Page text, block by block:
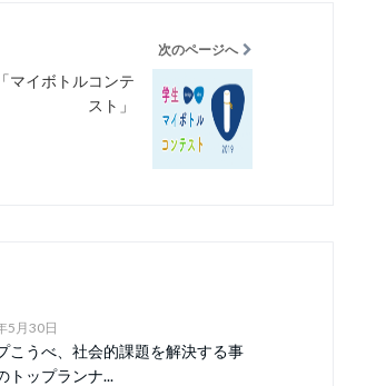
次のページへ
マイボトルコンテ
スト」
5月30日
こうべ、社会的課題を解決する事
トップランナ...